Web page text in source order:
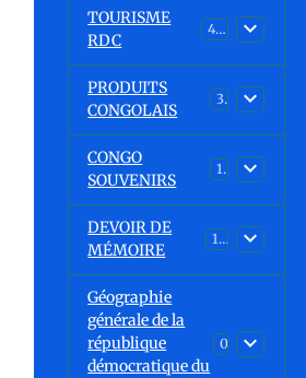
TOURISME
RDC
43
PRODUITS
CONGOLAIS
3
CONGO
SOUVENIRS
1
DEVOIR DE
MÉMOIRE
13
Géographie
générale de la
république
démocratique du